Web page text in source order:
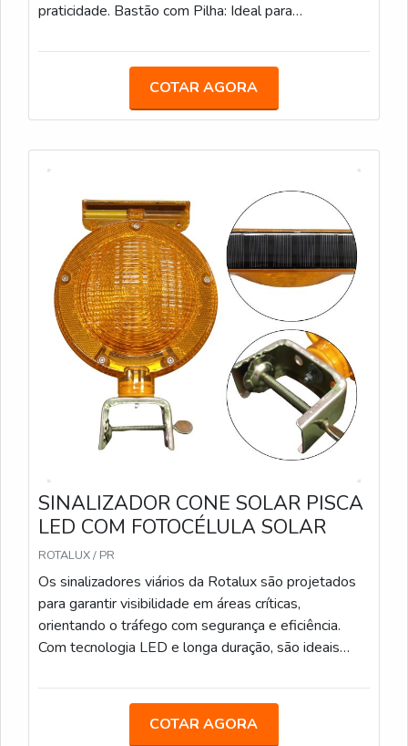
praticidade. Bastão com Pilha: Ideal para
alimentação por pilha. Bastão Recarregável: Com
sustentável para áreas de obras e controle de
tráfego. Bastão com Lanterna: Com LED integrado e
baixa visibilidade.
COTAR AGORA
SINALIZADOR CONE SOLAR PISCA
LED COM FOTOCÉLULA SOLAR
ROTALUX / PR
Os sinalizadores viários da Rotalux são projetados
para garantir visibilidade em áreas críticas,
orientando o tráfego com segurança e eficiência.
Com tecnologia LED e longa duração, são ideais
de pouca luz. Bateria com duração média de 12
Universal Ideal para obras em rodovias,
COTAR AGORA